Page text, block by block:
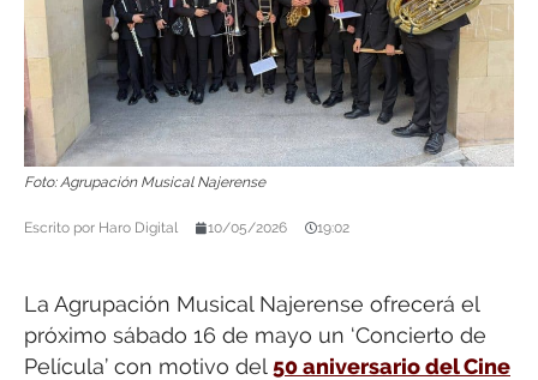
Foto: Agrupación Musical Najerense
Escrito por Haro Digital 10/05/2026 19:02
La Agrupación Musical Najerense ofrecerá el
próximo sábado 16 de mayo un ‘Concierto de
Película’ con motivo del 50 aniversario del Cine